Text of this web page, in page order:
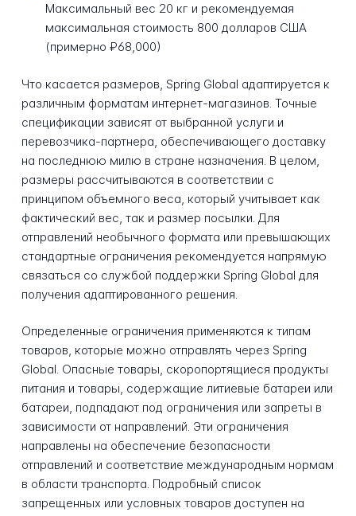
Максимальный вес 20 кг и рекомендуемая
максимальная стоимость 800 долларов США
(примерно ₽68,000)
Что касается размеров, Spring Global адаптируется к
различным форматам интернет-магазинов. Точные
спецификации зависят от выбранной услуги и
перевозчика-партнера, обеспечивающего доставку
на последнюю милю в стране назначения. В целом,
размеры рассчитываются в соответствии с
принципом объемного веса, который учитывает как
фактический вес, так и размер посылки. Для
отправлений необычного формата или превышающих
стандартные ограничения рекомендуется напрямую
связаться со службой поддержки Spring Global для
получения адаптированного решения.
Определенные ограничения применяются к типам
товаров, которые можно отправлять через Spring
Global. Опасные товары, скоропортящиеся продукты
питания и товары, содержащие литиевые батареи или
батареи, подпадают под ограничения или запреты в
зависимости от направлений. Эти ограничения
направлены на обеспечение безопасности
отправлений и соответствие международным нормам
в области транспорта. Подробный список
запрещенных или условных товаров доступен на